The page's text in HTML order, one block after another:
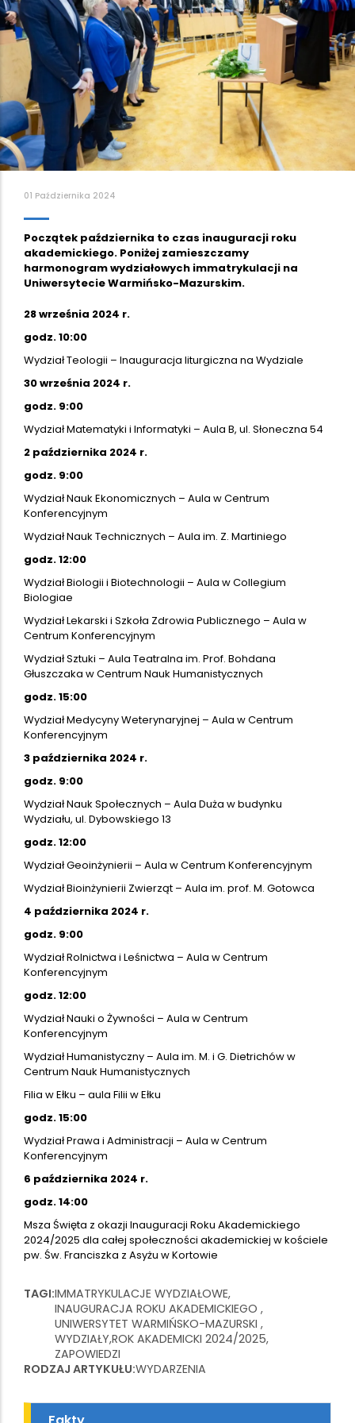
01 Października 2024
Początek października to czas inauguracji roku
akademickiego. Poniżej zamieszczamy
harmonogram wydziałowych immatrykulacji na
Uniwersytecie Warmińsko-Mazurskim.
28 września 2024 r.
godz. 10:00
Wydział Teologii – Inauguracja liturgiczna na Wydziale
30 września 2024 r.
godz. 9:00
Wydział Matematyki i Informatyki – Aula B, ul. Słoneczna 54
2 października 2024 r.
godz. 9:00
Wydział Nauk Ekonomicznych – Aula w Centrum
Konferencyjnym
Wydział Nauk Technicznych – Aula im. Z. Martiniego
godz. 12:00
Wydział Biologii i Biotechnologii – Aula w Collegium
Biologiae
Wydział Lekarski i Szkoła Zdrowia Publicznego – Aula w
Centrum Konferencyjnym
Wydział Sztuki – Aula Teatralna im. Prof. Bohdana
Głuszczaka w Centrum Nauk Humanistycznych
godz. 15:00
Wydział Medycyny Weterynaryjnej – Aula w Centrum
Konferencyjnym
3 października 2024 r.
godz. 9:00
Wydział Nauk Społecznych – Aula Duża w budynku
Wydziału, ul. Dybowskiego 13
godz. 12:00
Wydział Geoinżynierii – Aula w Centrum Konferencyjnym
Wydział Bioinżynierii Zwierząt – Aula im. prof. M. Gotowca
4 października 2024 r.
godz. 9:00
Wydział Rolnictwa i Leśnictwa – Aula w Centrum
Konferencyjnym
godz. 12:00
Wydział Nauki o Żywności – Aula w Centrum
Konferencyjnym
Wydział Humanistyczny – Aula im. M. i G. Dietrichów w
Centrum Nauk Humanistycznych
Filia w Ełku – aula Filii w Ełku
godz. 15:00
Wydział Prawa i Administracji – Aula w Centrum
Konferencyjnym
6 października 2024 r.
godz. 14:00
Msza Święta z okazji Inauguracji Roku Akademickiego
2024/2025 dla całej społeczności akademickiej w kościele
pw. Św. Franciszka z Asyżu w Kortowie
TAGI IMMATRYKULACJE WYDZIAŁOWE
INAUGURACJA ROKU AKADEMICKIEGO
UNIWERSYTET WARMIŃSKO-MAZURSKI
WYDZIAŁY ROK AKADEMICKI 2024/2025
ZAPOWIEDZI
RODZAJ ARTYKUŁU WYDARZENIA